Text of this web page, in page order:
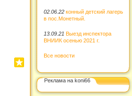
02.06.22 конный детский лагерь
в пос.Монетный.
13.09.21 Выезд инспектора
ВНИИК осенью 2021 г.
Все новости
Реклама на koni66